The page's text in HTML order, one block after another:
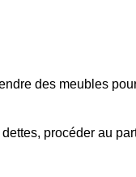
des meubles
procéder au